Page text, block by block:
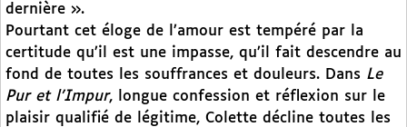
dernière ».
Pourtant cet éloge de l’amour est tempéré par la
certitude qu’il est une impasse, qu’il fait descendre au
fond de toutes les souffrances et douleurs. Dans Le
Pur et l’Impur, longue confession et réflexion sur le
plaisir qualifié de légitime, Colette décline toutes les